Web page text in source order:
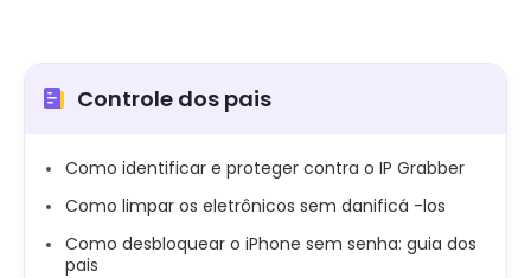
Controle dos pais
Como identificar e proteger contra o IP Grabber
Como limpar os eletrônicos sem danificá -los
Como desbloquear o iPhone sem senha: guia dos
pais